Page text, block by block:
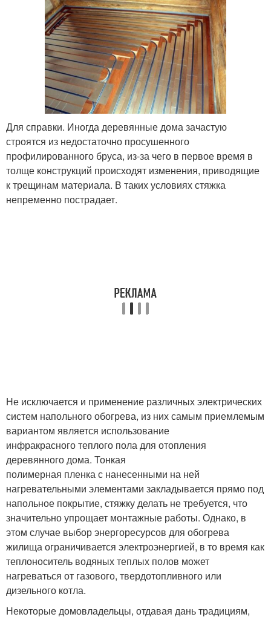
Для справки. Иногда деревянные дома зачастую
строятся из недостаточно просушенного
профилированного бруса, из-за чего в первое время в
толще конструкций происходят изменения, приводящие
к трещинам материала. В таких условиях стяжка
непременно пострадает.
Не исключается и применение различных электрических
систем напольного обогрева, из них самым приемлемым
вариантом является использование
инфракрасного теплого пола для отопления
деревянного дома. Тонкая
полимерная пленка с нанесенными на ней
нагревательными элементами закладывается прямо под
напольное покрытие, стяжку делать не требуется, что
значительно упрощает монтажные работы. Однако, в
этом случае выбор энергоресурсов для обогрева
жилища ограничивается электроэнергией, в то время как
теплоноситель водяных теплых полов может
нагреваться от газового, твердотопливного или
дизельного котла.
Некоторые домовладельцы, отдавая дань традициям,